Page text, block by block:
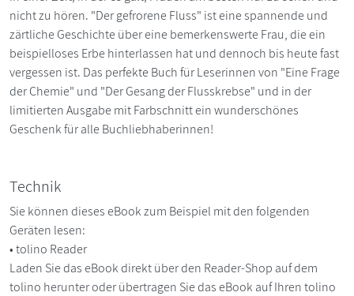
nicht zu hören. "Der gefrorene Fluss" ist eine spannende und
zärtliche Geschichte über eine bemerkenswerte Frau, die ein
beispielloses Erbe hinterlassen hat und dennoch bis heute fast
vergessen ist. Das perfekte Buch für Leserinnen von "Eine Frage
der Chemie" und "Der Gesang der Flusskrebse" und in der
limitierten Ausgabe mit Farbschnitt ein wunderschönes
Geschenk für alle Buchliebhaberinnen!
Technik
Sie können dieses eBook zum Beispiel mit den folgenden
Geräten lesen:
• tolino Reader
Laden Sie das eBook direkt über den Reader-Shop auf dem
tolino herunter oder übertragen Sie das eBook auf Ihren tolino